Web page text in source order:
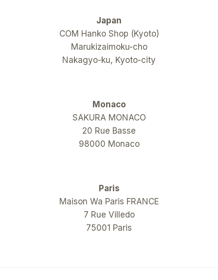
Japan
COM Hanko Shop (Kyoto)
Marukizaimoku-cho
Nakagyo-ku, Kyoto-city
Monaco
SAKURA MONACO
20 Rue Basse
98000 Monaco
Paris
Maison Wa Paris FRANCE
7 Rue Villedo
75001 Paris